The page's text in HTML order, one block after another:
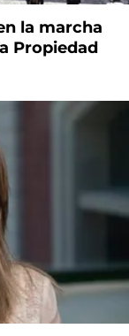
la marcha
Propiedad